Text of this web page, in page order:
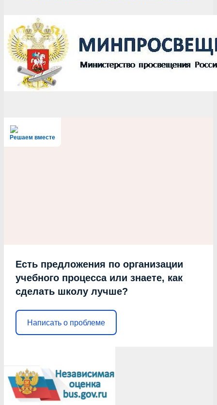
Решаем вместе
Есть предложения по организации
учебного процесса или знаете, как
сделать школу лучше?
Написать о проблеме